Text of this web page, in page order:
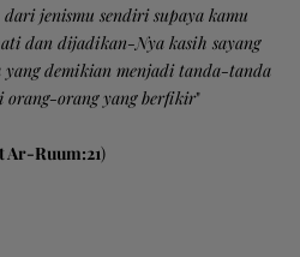
jenismu sendiri supaya kamu
dan dijadikan-Nya kasih sayang
yang demikian menjadi tanda-tanda
orang-orang yang berfikir"
Ar-Ruum:21)